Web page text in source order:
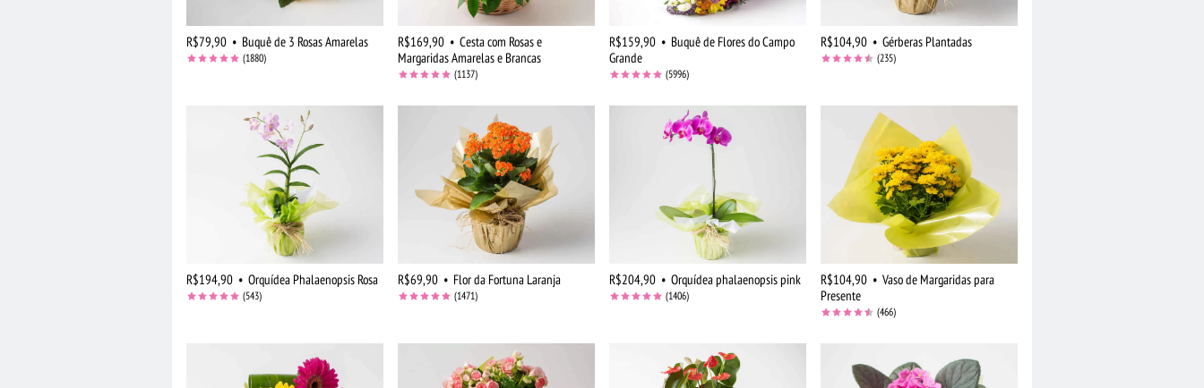
R$79,90 • Buquê de 3 Rosas Amarelas
(1880)
R$169,90 • Cesta com Rosas e
Margaridas Amarelas e Brancas
(1137)
R$159,90 • Buquê de Flores do Campo
Grande
(5996)
R$104,90 • Gérberas Plantadas
(235)
R$194,90 • Orquídea Phalaenopsis Rosa
(543)
R$69,90 • Flor da Fortuna Laranja
(1471)
R$204,90 • Orquídea phalaenopsis pink
(1406)
R$104,90 • Vaso de Margaridas para
Presente
(466)